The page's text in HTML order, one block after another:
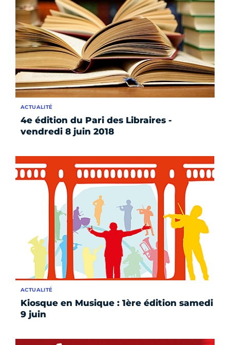
4e édition du Pari des Libraires -
vendredi 8 juin 2018
ACTUALITÉ
Kiosque en Musique : 1ère édition samedi
9 juin
ACTUALITÉ